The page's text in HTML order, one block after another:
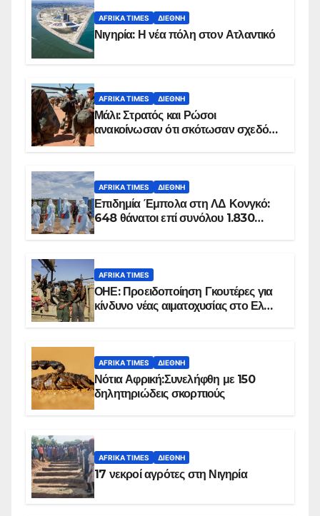
AFRIKA TIMES ΔΙΕΘΝΉ
Νιγηρία: Η νέα πόλη στον Ατλαντικό
AFRIKA TIMES ΔΙΕΘΝΉ
Μάλι: Στρατός και Ρώσοι
ανακοίνωσαν ότι σκότωσαν σχεδόν
AFRIKA TIMES ΔΙΕΘΝΉ
Επιδημία Έμπολα στη ΛΔ Κονγκό:
648 θάνατοι επί συνόλου 1.830
AFRIKA TIMES
ΟΗΕ: Προειδοποίηση Γκουτέρες για
κίνδυνο νέας αιματοχυσίας στο Ελ
AFRIKA TIMES ΔΙΕΘΝΉ
Νότια Αφρική:Συνελήφθη με 150
δηλητηριώδεις σκορπιούς
AFRIKA TIMES ΔΙΕΘΝΉ
17 νεκροί αγρότες στη Νιγηρία